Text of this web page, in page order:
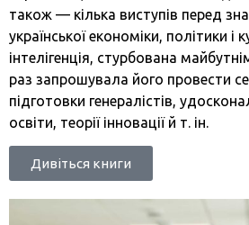
також — кілька виступів перед
української економіки, політики і
інтелігенція, стурбована
раз запрошувала його провести
підготовки генералістів,
освіти, теорії інновації й т. ін.
Дивіться книги